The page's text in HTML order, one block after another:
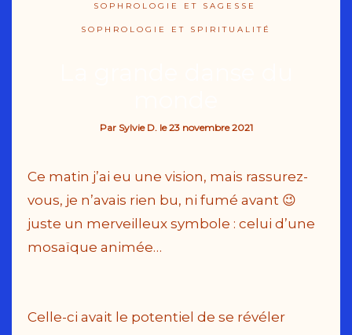
SOPHROLOGIE ET SAGESSE
SOPHROLOGIE ET SPIRITUALITÉ
Par Sylvie D. le23 novembre 2021
Ce matin j’ai eu une vision, mais rassurez-
vous, je n’avais rien bu, ni fumé avant 😉
juste un merveilleux symbole : celui d’une
mosaïque animée…
Celle-ci avait le potentiel de se révéler